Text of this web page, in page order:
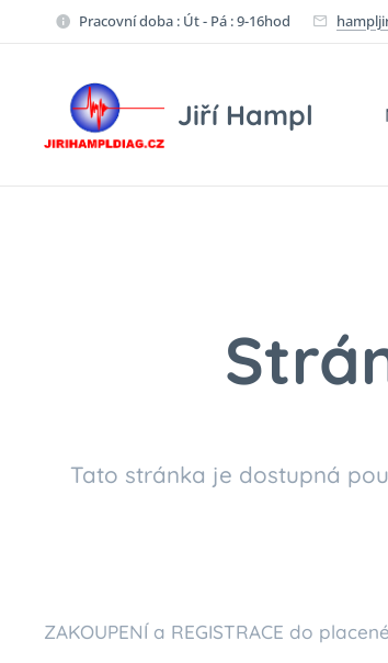
Pracovní doba : Út - Pá : 9-16hod
Jiří Hampl
Tato stránka je dostupná
ZAKOUPENÍ a REGISTRACE do